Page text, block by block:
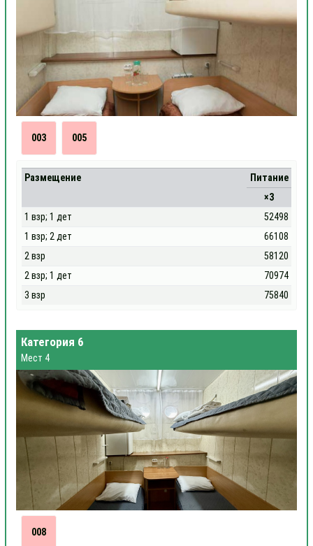
003 005
Размещение
Питание
×3
1 взр; 1 дет
52498
1 взр; 2 дет
66108
2 взр
58120
2 взр; 1 дет
70974
3 взр
75840
Категория 6
Мест 4
008